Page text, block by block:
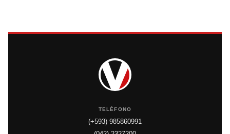
TELÉFONO
(+593) 985860991